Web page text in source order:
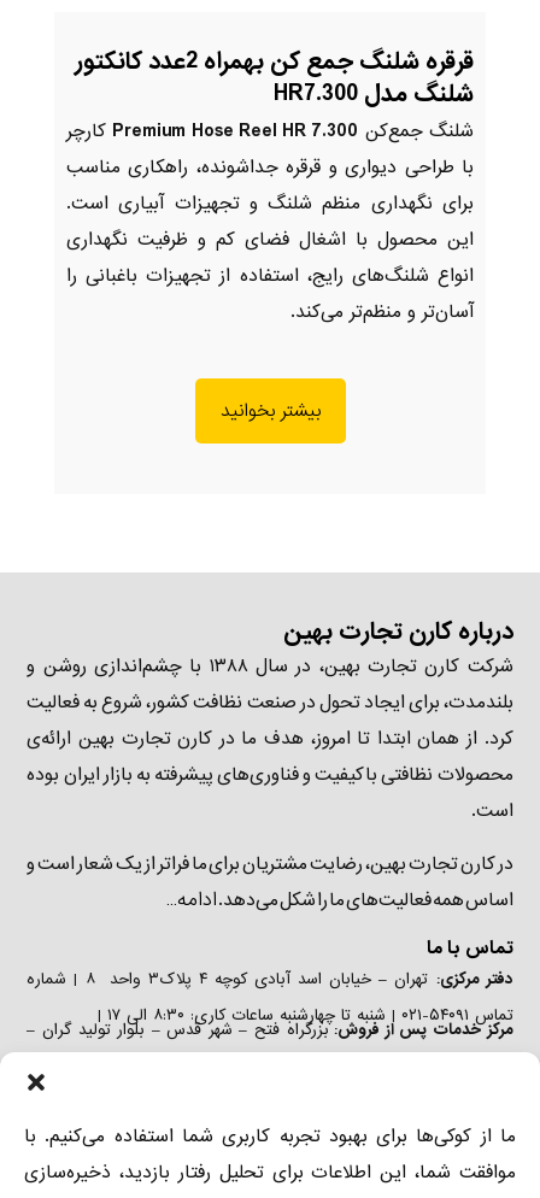
ما از کوکی‌ها برای بهبود تجربه کاربری شما استفاده می‌کنیم. با
موافقت شما، این اطلاعات برای تحلیل رفتار بازدید، ذخیره‌سازی
قرقره شلنگ جمع کن بهمراه 2عدد کانکتور
شلنگ مدل HR7.300
شلنگ جمع‌کن Premium Hose Reel HR 7.300 کارچر
با طراحی دیواری و قرقره جداشونده، راهکاری مناسب
برای نگهداری منظم شلنگ و تجهیزات آبیاری است.
این محصول با اشغال فضای کم و ظرفیت نگهداری
انواع شلنگ‌های رایج، استفاده از تجهیزات باغبانی را
آسان‌تر و منظم‌تر می‌کند.
بیشتر بخوانید
درباره کارن تجارت بهین
شرکت کارن تجارت بهین، در سال ۱۳۸۸ با چشم‌اندازی روشن و
بلندمدت، برای ایجاد تحول در صنعت نظافت کشور، شروع به فعالیت
کرد. از همان ابتدا تا امروز، هدف ما در کارن تجارت بهین ارائه‌ی
محصولات نظافتی باکیفیت و فناوری‌های پیشرفته به بازار ایران بوده
است.
در کارن تجارت بهین، رضایت مشتریان برای ما فراتر از یک شعار است و
اساس همه فعالیت‌های ما را شکل می‌دهد.ادامه…
تماس با ما
دفتر مرکزی:
تهران – خیابان اسد آبادی کوچه ۴ پلاک۳ واحد ۸ | شماره
تماس ۵۴۰۹۱-۰۲۱ | شنبه تا چهارشنبه ساعات کاری: ۸:۳۰ الی ۱۷ |
مرکز خدمات پس از فروش:بزرگراه فتح – شهر قدس – بلوار تولید گران –
تماس ۵۴۰۹۱-۰۲۱ ٫ ۲-۸۸۹۷۳۶۸۱-۰۲۱ | شنبه تا چهارشنبه ساعات کاری:
۸:۳۰ الی ۱۷ |